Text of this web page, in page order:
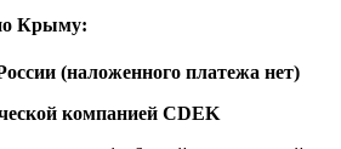
Крыму:
(наложенного платежа нет)
компанией CDEK